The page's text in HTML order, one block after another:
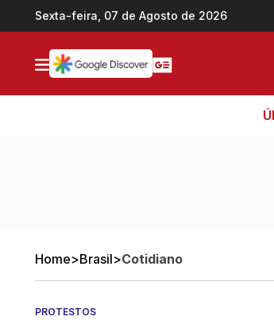
Ir direto pro conteúdo
Sexta-feira, 07 de Agosto de 2026
Home>Brasil>Cotidiano
PROTESTOS